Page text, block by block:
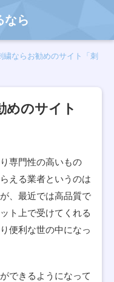
なら
繍ならお勧めのサイト「刺
めのサイト
専門性の高いもの
える業者というのは
、最近では高品質で
ト上で受けてくれる
便利な世の中になっ
できるようになって